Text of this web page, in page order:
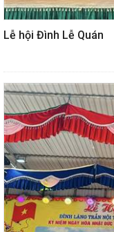
Lễ hội Đình Lễ Quán